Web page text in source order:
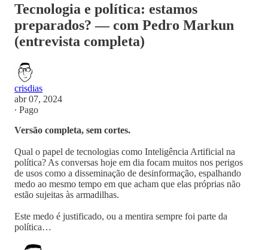
Tecnologia e política: estamos
preparados? — com Pedro Markun
(entrevista completa)
crisdias
abr 07, 2024
∙ Pago
Versão completa, sem cortes.
Qual o papel de tecnologias como Inteligência Artificial na
política? As conversas hoje em dia focam muitos nos perigos
de usos como a disseminação de desinformação, espalhando
medo ao mesmo tempo em que acham que elas próprias não
estão sujeitas às armadilhas.
Este medo é justificado, ou a mentira sempre foi parte da
política…